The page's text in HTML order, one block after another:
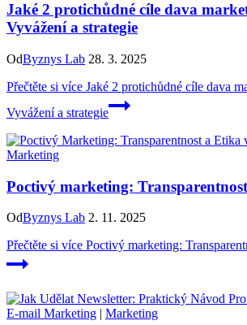
Jaké 2 protichůdné cíle dava
Vyvážení a strategie
OdByznys Lab 28. 3. 2025
Přečtěte si více Jaké 2 protichůdné cíle dava
Vyvážení a strategie
Marketing
Poctivý marketing:
OdByznys Lab 2. 11. 2025
Přečtěte si více Poctivý marketing:
E-mail Marketing | Marketing